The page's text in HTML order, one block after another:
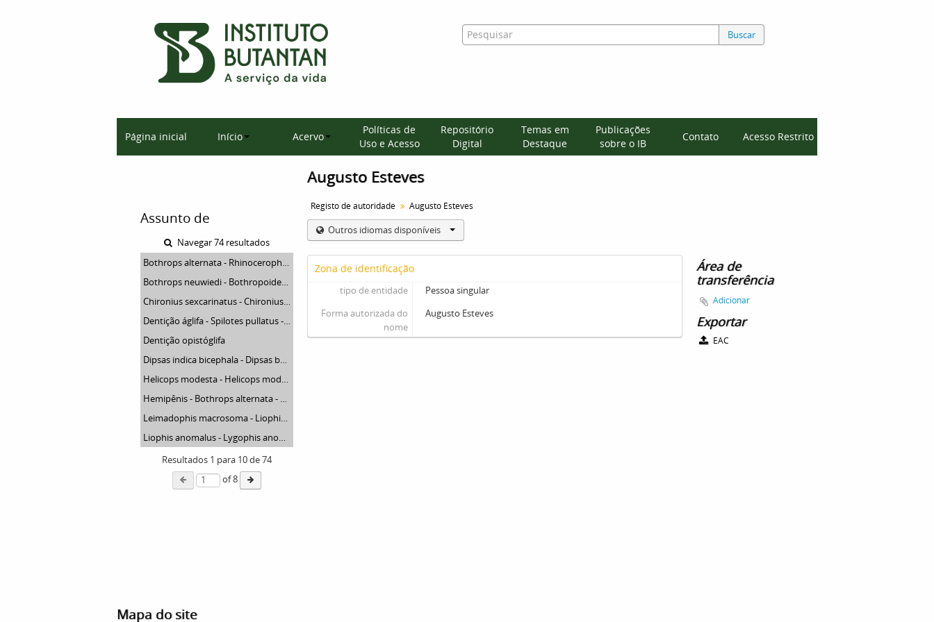
Buscar
Página inicial Início Acervo
Políticas de
Uso e Acesso
Repositório
Digital
Temas em
Destaque
Publicações
sobre o IB
Contato Acesso Restrito
Assunto de
Navegar 74 resultados
Bothrops alternata - Rhinocerophis alternatus
Bothrops neuwiedi - Bothropoides pauloensis
Chironius sexcarinatus - Chironius quadricarinatus
Dentição áglifa - Spilotes pullatus - Spilotes pullatus
Dentição opistóglifa
Dipsas indica bicephala - Dipsas bucephala
Helicops modesta - Helicops modestus
Hemipênis - Bothrops alternata - Bothrops alternatus
Leimadophis macrosoma - Liophis reginae
Liophis anomalus - Lygophis anomalus
Resultados 1 para 10de 74
of 8
Augusto Esteves
Registo de autoridade Augusto Esteves
Outros idiomas disponíveis
Zona de identificação
tipo de entidade
Pessoa singular
Forma autorizada do
nome
Augusto Esteves
Área de
transferência
Adicionar
Exportar
EAC
Mapa do site